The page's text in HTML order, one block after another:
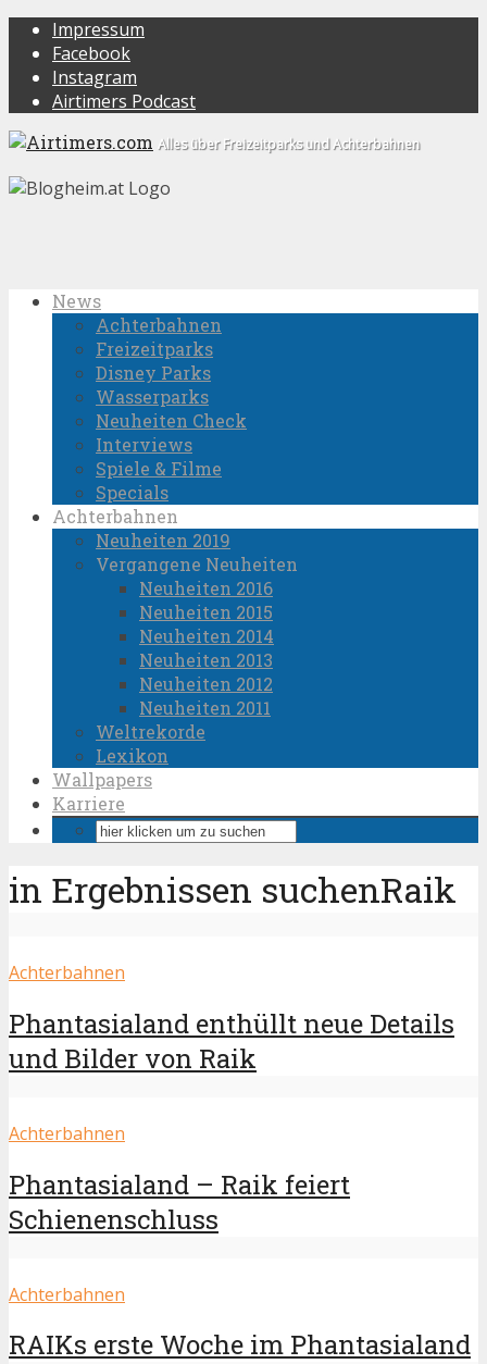
Impressum
Facebook
Instagram
Airtimers Podcast
Alles über Freizeitparks und Achterbahnen
News
Achterbahnen
Freizeitparks
Disney Parks
Wasserparks
Neuheiten Check
Interviews
Spiele & Filme
Specials
Achterbahnen
Neuheiten 2019
Vergangene Neuheiten
Neuheiten 2016
Neuheiten 2015
Neuheiten 2014
Neuheiten 2013
Neuheiten 2012
Neuheiten 2011
Weltrekorde
Lexikon
Wallpapers
Karriere
in Ergebnissen suchenRaik
Achterbahnen
Phantasialand enthüllt neue Details
und Bilder von Raik
Achterbahnen
Phantasialand – Raik feiert
Schienenschluss
Achterbahnen
RAIKs erste Woche im Phantasialand